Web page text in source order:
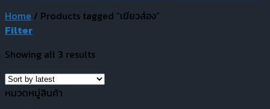
Home / Products tagged “เขียวส่อง”
Filter
Showing all 3 results
หมวดหมู่สินค้า